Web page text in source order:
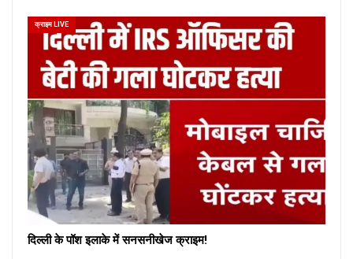
क्राइम LIVE
दिल्ली के पॉश इलाके में सनसनीखेज क्राइम!